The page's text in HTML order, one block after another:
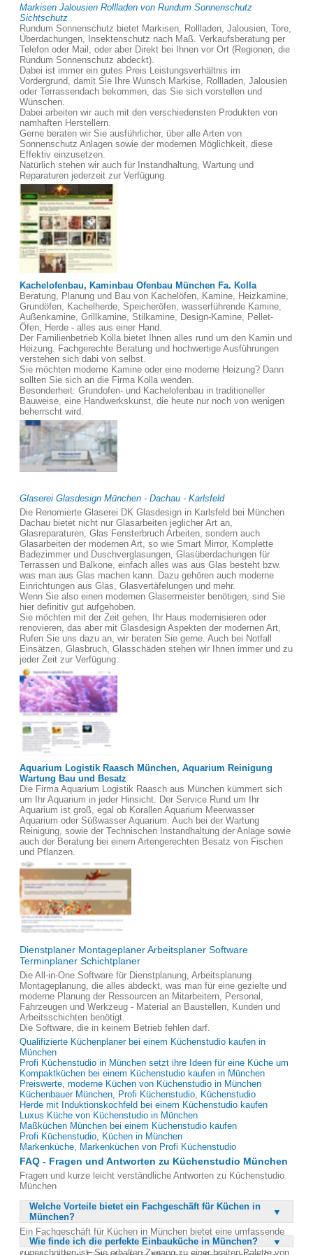
Markisen Jalousien Rollladen von Rundum Sonnenschutz
Sichtschutz
Rundum Sonnenschutz bietet Markisen, Rollladen, Jalousien, Tore,
Überdachungen, Insektenschutz nach Maß. Verkaufsberatung per
Telefon oder Mail, oder aber Direkt bei Ihnen vor Ort (Regionen, die
Rundum Sonnenschutz abdeckt).
Dabei ist immer ein gutes Preis Leistungsverhältnis im
Vordergrund, damit Sie Ihre Wunsch Markise, Rollladen, Jalousien
oder Terrassendach bekommen, das Sie sich vorstellen und
Wünschen.
Dabei arbeiten wir auch mit den verschiedensten Produkten von
namhaften Herstellern.
Gerne beraten wir Sie ausführlicher, über alle Arten von
Sonnenschutz Anlagen sowie der modernen Möglichkeit, diese
Effektiv einzusetzen.
Natürlich stehen wir auch für Instandhaltung, Wartung und
Reparaturen jederzeit zur Verfügung.
Kachelofenbau, Kaminbau Ofenbau München Fa. Kolla
Beratung, Planung und Bau von Kachelöfen, Kamine, Heizkamine,
Grundöfen, Kachelherde, Speicheröfen, wasserführende Kamine,
Außenkamine, Grillkamine, Stilkamine, Design-Kamine, Pellet-
Öfen, Herde - alles aus einer Hand.
Der Familienbetrieb Kolla bietet Ihnen alles rund um den Kamin und
Heizung. Fachgerechte Beratung und hochwertige Ausführungen
verstehen sich dabi von selbst.
Sie möchten moderne Kamine oder eine moderne Heizung? Dann
sollten Sie sich an die Firma Kolla wenden.
Besonderheit: Grundofen- und Kachelofenbau in traditioneller
Bauweise, eine Handwerkskunst, die heute nur noch von wenigen
beherrscht wird.
Glaserei Glasdesign München - Dachau - Karlsfeld
Die Renomierte Glaserei DK Glasdesign in Karlsfeld bei München
Dachau bietet nicht nur Glasarbeiten jeglicher Art an,
Glasreparaturen, Glas Fensterbruch Arbeiten, sondern auch
Glasarbeiten der modernen Art, so wie Smart Mirror, Komplette
Badezimmer und Duschverglasungen, Glasüberdachungen für
Terrassen und Balkone, einfach alles was aus Glas besteht bzw.
was man aus Glas machen kann. Dazu gehören auch moderne
Einrichtungen aus Glas, Glasvertäfelungen und mehr.
Wenn Sie also einen modernen Glasermeister benötigen, sind Sie
hier definitiv gut aufgehoben.
Sie möchten mit der Zeit gehen, Ihr Haus modernisieren oder
renovieren, das aber mit Glasdesign Aspekten der modernen Art,
Rufen Sie uns dazu an, wir beraten Sie gerne. Auch bei Notfall
Einsätzen, Glasbruch, Glasschäden stehen wir Ihnen immer und zu
jeder Zeit zur Verfügung.
Aquarium Logistik Raasch München, Aquarium Reinigung
Wartung Bau und Besatz
Die Firma Aquarium Logistik Raasch aus München kümmert sich
um Ihr Aquarium in jeder Hinsicht. Der Service Rund um Ihr
Aquarium ist groß, egal ob Korallen Aquarium Meerwasser
Aquarium oder Süßwasser Aquarium. Auch bei der Wartung
Reinigung, sowie der Technischen Instandhaltung der Anlage sowie
auch der Beratung bei einem Artengerechten Besatz von Fischen
und Pflanzen.
Dienstplaner Montageplaner Arbeitsplaner Software
Terminplaner Schichtplaner
Die All-in-One Software für Dienstplanung, Arbeitsplanung
Montageplanung, die alles abdeckt, was man für eine gezielte und
moderne Planung der Ressourcen an Mitarbeitern, Personal,
Fahrzeugen und Werkzeug - Material an Baustellen, Kunden und
Arbeitsschichten benötigt.
Die Software, die in keinem Betrieb fehlen darf.
Qualifizierte Küchenplaner bei einem Küchenstudio kaufen in
München
Profi Küchenstudio in München setzt ihre Ideen für eine Küche um
Kompaktküchen bei einem Küchenstudio kaufen in München
Preiswerte, moderne Küchen von Küchenstudio in München
Küchenbauer München, Profi Küchenstudio, Küchenstudio
Herde mit Induktionskochfeld bei einem Küchenstudio kaufen
Luxus Küche von Küchenstudio in München
Maßküchen München bei einem Küchenstudio kaufen
Profi Küchenstudio, Küchen in München
Markenküche, Markenküchen von Profi Küchenstudio
FAQ - Fragen und Antworten zu Küchenstudio München
Fragen und kurze leicht verständliche Antworten zu Küchenstudio
München
Welche Vorteile bietet ein Fachgeschäft für Küchen in
München?
Ein Fachgeschäft für Küchen in München bietet eine umfassende
Beratung und Planung, die auf Ihre individuellen Bedürfnisse
zugeschnitten ist. Sie erhalten Zugang zu einer breiten Palette von
Wie finde ich die perfekte Einbauküche in München?